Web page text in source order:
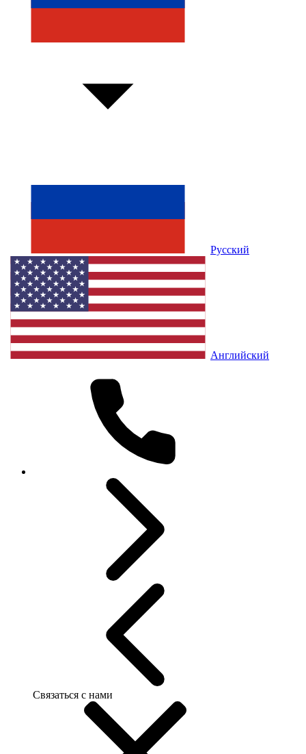
Русский
Английский
Связаться с нами